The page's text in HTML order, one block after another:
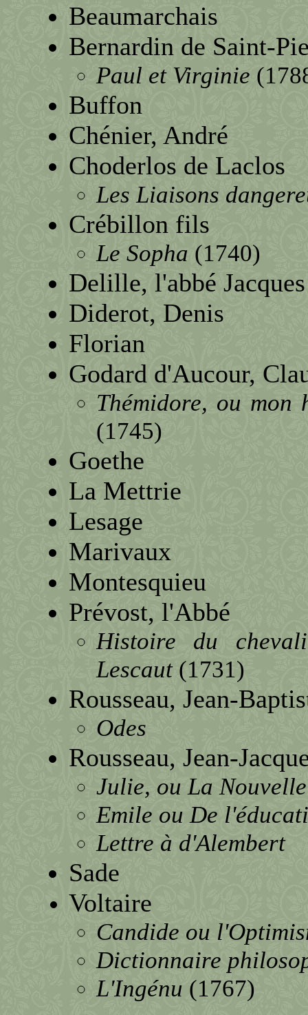
Beaumarchais
Bernardin de Saint-
Paul et Virginie
Buffon
Chénier, André
Choderlos de Laclos
Les Liaisons
Crébillon fils
Le Sopha (1740)
Delille, l'abbé Jacques
Diderot, Denis
Florian
Godard d'Aucour,
Thémidore, ou mon
(1745)
Goethe
La Mettrie
Lesage
Marivaux
Montesquieu
Prévost, l'Abbé
Histoire du
Lescaut(1731)
Rousseau, Jean-
Odes
Rousseau, Jean-
Julie, ou La
Emile ou De
Lettre à d'Alembert
Sade
Voltaire
Candide ou
Dictionnaire
L'Ingénu (1767)